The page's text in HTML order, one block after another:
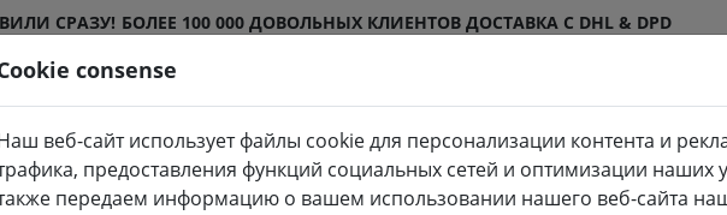
СРАЗУ! БОЛЕЕ 100 000 ДОВОЛЬНЫХ КЛИЕНТОВ ДОСТАВКА С DHL & DPD
Светодиодные свечи внутри и
снаружи
Кухня и
еда
consense
веб-сайт использует файлы cookie для персонализации контента и
предоставления функций социальных сетей и оптимизации наших
передаем информацию о вашем использовании нашего веб-сайта